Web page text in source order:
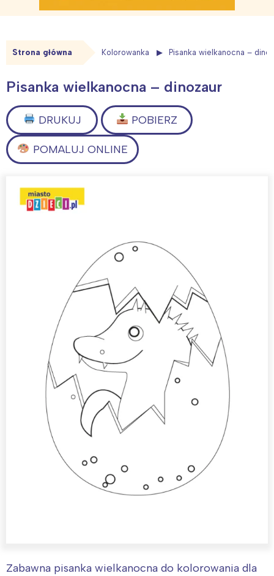
Strona główna Kolorowanka Pisanka wielkanocna –
Pisanka wielkanocna – dinozaur
DRUKUJ POBIERZ
POMALUJ ONLINE
Zabawna pisanka wielkanocna do kolorowania dla